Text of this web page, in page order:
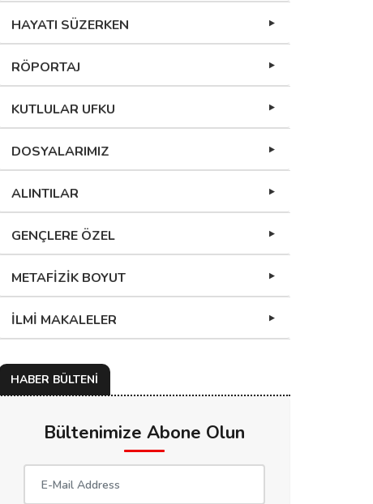
HAYATI SÜZERKEN
RÖPORTAJ
KUTLULAR UFKU
DOSYALARIMIZ
ALINTILAR
GENÇLERE ÖZEL
METAFİZİK BOYUT
İLMİ MAKALELER
HABER BÜLTENİ
Bültenimize Abone Olun